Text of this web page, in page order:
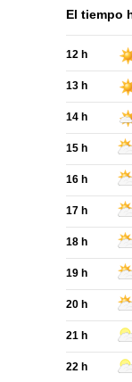
El tiempo
12 h
13 h
14 h
15 h
16 h
17 h
18 h
19 h
20 h
21 h
22 h